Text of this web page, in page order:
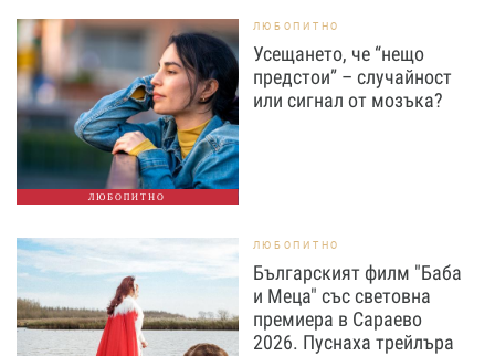
ЛЮБОПИТНО
ЛЮБОПИТНО
Усещането, че “нещо
предстои” – случайност
или сигнал от мозъка?
ЛЮБОПИТНО
Българският филм "Баба
и Меца" със световна
премиера в Сараево
2026. Пуснаха трейлъра